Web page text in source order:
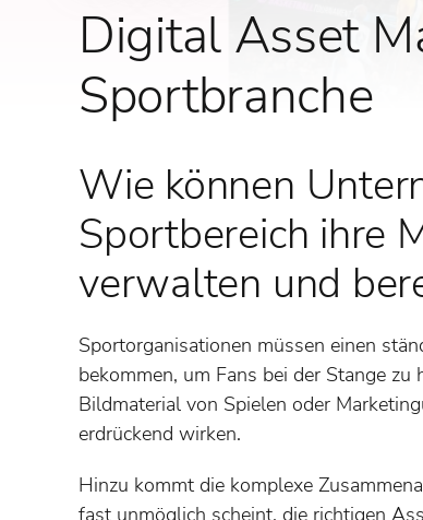
Digital Asset
Sportbranche
Wie können
Sportbereich ihre
verwalten und
Sportorganisationen müssen einen
bekommen, um Fans bei der Stange
Bildmaterial von Spielen oder
erdrückend wirken.
Hinzu kommt die komplexe
fast unmöglich scheint, die richtigen